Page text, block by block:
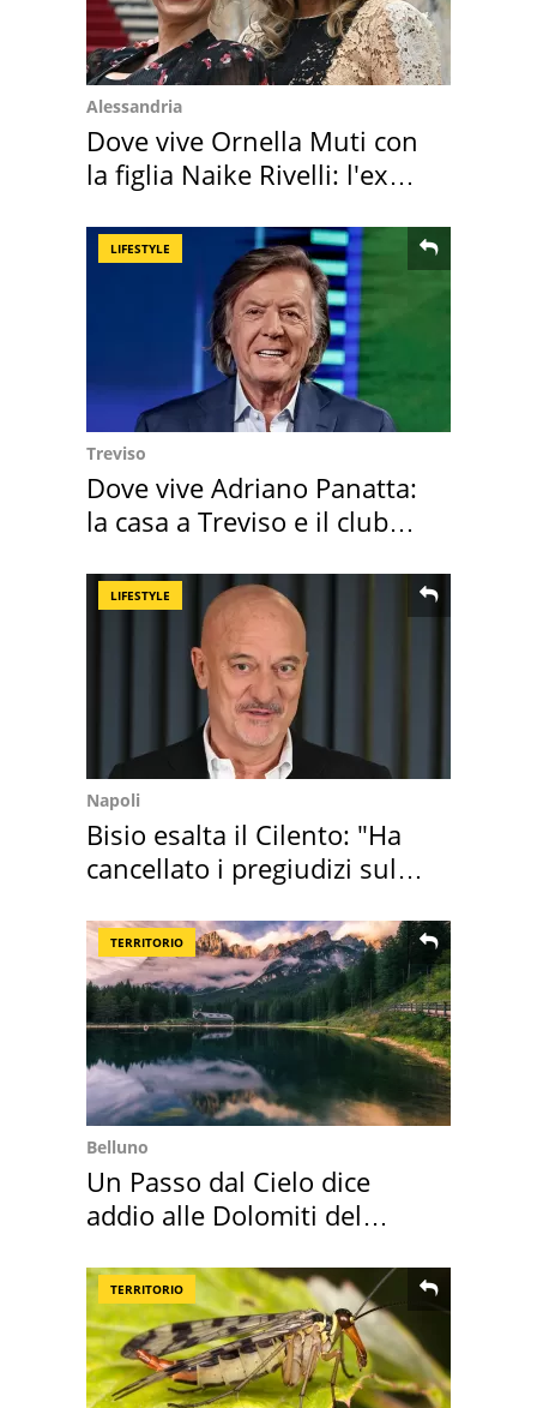
Alessandria
Dove vive Ornella Muti con
la figlia Naike Rivelli: l'ex
LIFESTYLE
Treviso
Dove vive Adriano Panatta:
la casa a Treviso e il club
LIFESTYLE
Napoli
Bisio esalta il Cilento: "Ha
cancellato i pregiudizi sul
TERRITORIO
Belluno
Un Passo dal Cielo dice
addio alle Dolomiti del
TERRITORIO